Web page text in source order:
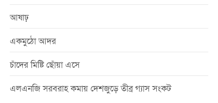
আষাঢ়
একমুঠো আদর
চাঁদের মিষ্টি ছোঁয়া এসে
এলএনজি সরবরাহ কমায় দেশজুড়ে তীব্র গ্যাস সংকট